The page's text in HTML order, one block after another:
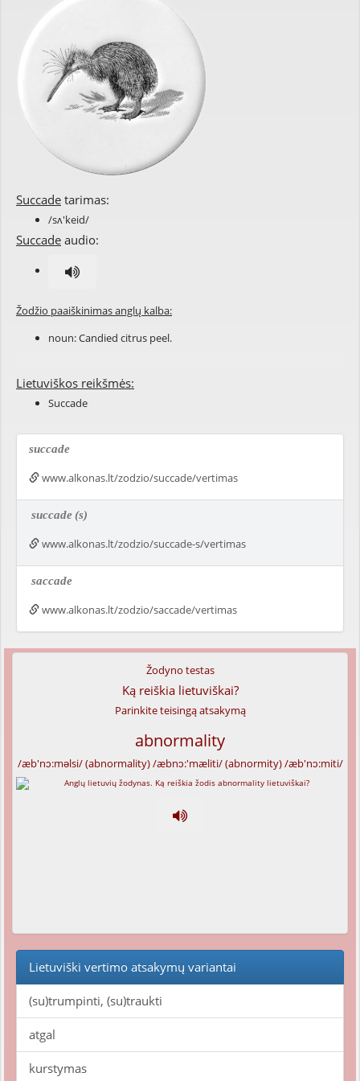
Succade tarimas:
/sʌ'keid/
Succade audio:
Žodžio paaiškinimas anglų kalba:
noun:Candied citrus peel.
Lietuviškos reikšmės:
Succade
succade
www.alkonas.lt/zodzio/succade/vertimas
succade(s)
www.alkonas.lt/zodzio/succade-s/vertimas
saccade
www.alkonas.lt/zodzio/saccade/vertimas
Žodyno testas
Ką reiškia lietuviškai?
Parinkite teisingą atsakymą
abnormality
/æb'nɔ:məlsi/ (abnormality) /æbnɔ:'mæliti/ (abnormity) /æb'nɔ:miti/
Lietuviški vertimo atsakymų variantai
(su)trumpinti, (su)traukti
atgal
kurstymas